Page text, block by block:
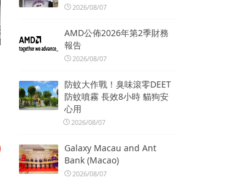
2026/08/07
AMD公佈2026年第2季財務
報告
2026/08/07
防蚊大作戰！臭味滾零DEET
防蚊噴霧 長效8小時 貓狗安
心用
2026/08/07
Galaxy Macau and Ant
Bank (Macao)
2026/08/07